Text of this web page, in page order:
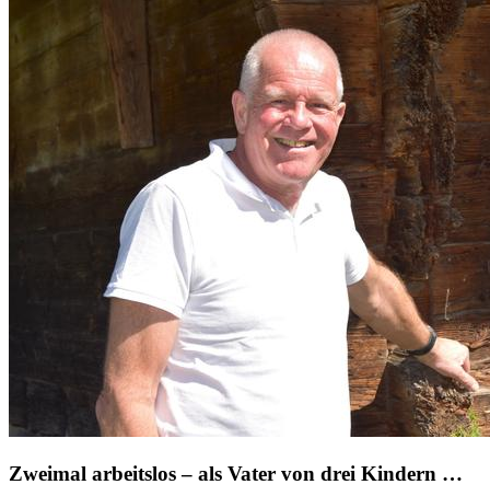
Zweimal arbeitslos – als Vater von drei Kindern …